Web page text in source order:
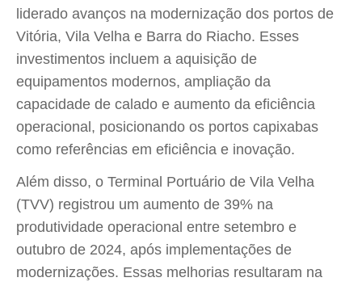
liderado avanços na modernização dos portos de
Vitória, Vila Velha e Barra do Riacho. Esses
investimentos incluem a aquisição de
equipamentos modernos, ampliação da
capacidade de calado e aumento da eficiência
operacional, posicionando os portos capixabas
como referências em eficiência e inovação.
Além disso, o Terminal Portuário de Vila Velha
(TVV) registrou um aumento de 39% na
produtividade operacional entre setembro e
outubro de 2024, após implementações de
modernizações. Essas melhorias resultaram na